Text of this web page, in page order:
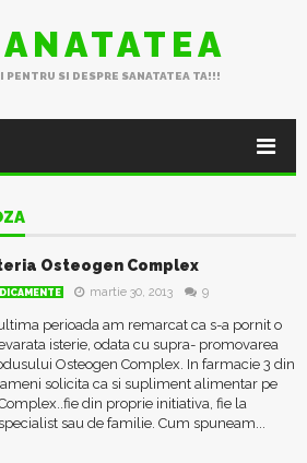
PENTRU SI DESPRE SANATATEA TA!!!
Osteogen Complex
martie 30, 2013 9
perioada am remarcat ca s-a pornit o
isterie, odata cu supra- promovarea
Osteogen Complex. In farmacie 3 din
solicita ca si supliment alimentar pe
din proprie initiativa, fie la
sau de familie. Cum spuneam...